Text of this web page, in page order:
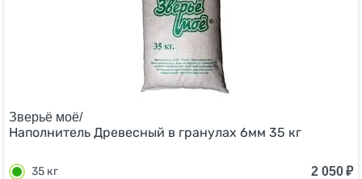
Зверьё моё/
Наполнитель Древесный в гранулах 6мм 35 кг
35 кг 2 050₽